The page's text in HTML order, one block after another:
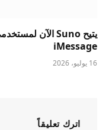
iMessage
16 يوليو، 2026
اترك تعليقاً